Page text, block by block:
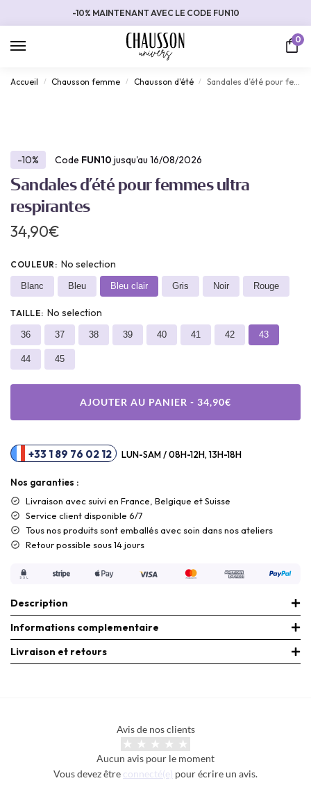
-10% MAINTENANT AVEC LE CODE FUN10
0
Accueil / Chausson femme / Chausson d'été / Sandales d’été pour femmes ultra respirantes
-10% Code FUN10 jusqu'au 16/08/2026
Sandales d’été pour femmes ultra
respirantes
34,90€
COULEUR : No selection
Blanc Bleu Bleu clair Gris Noir Rouge
TAILLE: No selection
36 37 38 39 40 41 42 43
44 45
AJOUTER AU PANIER - 34,90€
+33 1 89 76 02 12 LUN-SAM / 08H-12H, 13H-18H
Nos garanties :
Livraison avec suivi en France, Belgique et Suisse
Service client disponible 6/7
Tous nos produits sont emballés avec soin dans nos ateliers
Retour possible sous 14 jours
Description
Informations complementaire
Livraison et retours
Avis de nos clients
Aucun avis pour le moment
Vous devez être connecté(e) pour écrire un avis.